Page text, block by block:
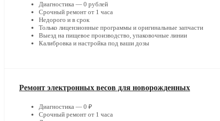
Диагностика — 0 рублей
Срочный ремонт от 1 часа
Недорого и в срок
Только лицензионные программы и оригинальные запчасти
Выезд на пищевое производство, упаковочные линии
Калибровка и настройка под ваши дозы
Ремонт электронных весов для новорожденных
Диагностика — 0 ₽
Срочный ремонт от 1 часа